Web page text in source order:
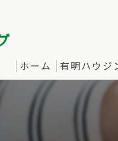
ホーム 有明ハウジ